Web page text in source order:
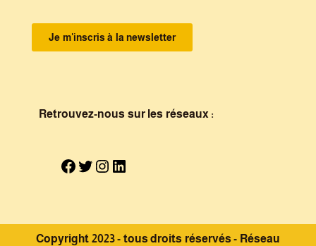
Je m'inscris à la newsletter
Retrouvez-nous sur les réseaux :
Copyright 2023 - tous droits réservés - Réseau